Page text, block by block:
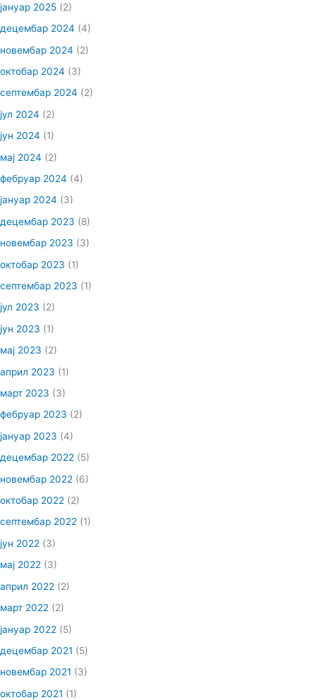
јануар 2025 (2)
децембар 2024 (4)
новембар 2024 (2)
октобар 2024 (3)
септембар 2024 (2)
јул 2024 (2)
јун 2024 (1)
мај 2024 (2)
фебруар 2024 (4)
јануар 2024 (3)
децембар 2023 (8)
новембар 2023 (3)
октобар 2023 (1)
септембар 2023 (1)
јул 2023 (2)
јун 2023 (1)
мај 2023 (2)
април 2023 (1)
март 2023 (3)
фебруар 2023 (2)
јануар 2023 (4)
децембар 2022 (5)
новембар 2022 (6)
октобар 2022 (2)
септембар 2022 (1)
јун 2022 (3)
мај 2022 (3)
април 2022 (2)
март 2022 (2)
јануар 2022 (5)
децембар 2021 (5)
новембар 2021 (3)
октобар 2021 (1)